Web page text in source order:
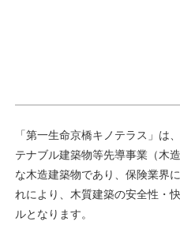
「第一生命京橋キノテラス」は
テナブル建築物等先導事業（木
な木造建築物であり、保険業界
れにより、木質建築の安全性・
ルとなります。